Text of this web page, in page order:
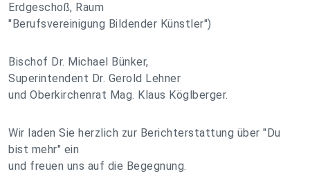
Erdgeschoß, Raum
"Berufsvereinigung Bildender Künstler")
Bischof Dr. Michael Bünker,
Superintendent Dr. Gerold Lehner
und Oberkirchenrat Mag. Klaus Köglberger.
Wir laden Sie herzlich zur Berichterstattung über "Du
bist mehr" ein
und freuen uns auf die Begegnung.